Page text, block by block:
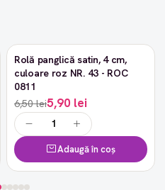
-9%
Rolă panglică satin, 4 cm,
culoare roz NR. 43 - ROC
0811
6,50 lei5,90 lei
Adaugă în coș